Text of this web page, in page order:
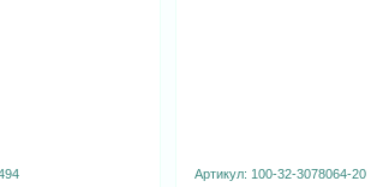
Артикул: 100-32-3078064-20